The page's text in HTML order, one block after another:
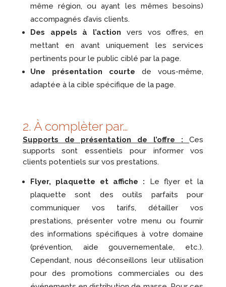
même région, ou ayant les mêmes besoins)
accompagnés d’avis clients.
Des appels à l’action vers vos offres, en
mettant en avant uniquement les services
pertinents pour le public ciblé par la page.
Une présentation courte de vous-même,
adaptée à la cible spécifique de la page.
2. À complèter par…
Supports de présentation de l’offre :Ces
supports sont essentiels pour informer vos
clients potentiels sur vos prestations.
Flyer, plaquette et affiche : Le flyer et la
plaquette sont des outils parfaits pour
communiquer vos tarifs, détailler vos
prestations, présenter votre menu ou fournir
des informations spécifiques à votre domaine
(prévention, aide gouvernementale, etc.).
Cependant, nous déconseillons leur utilisation
pour des promotions commerciales ou des